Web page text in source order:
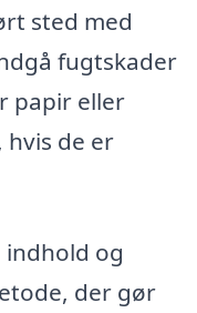
sted med
fugtskader
papir eller
de er
og
der gør